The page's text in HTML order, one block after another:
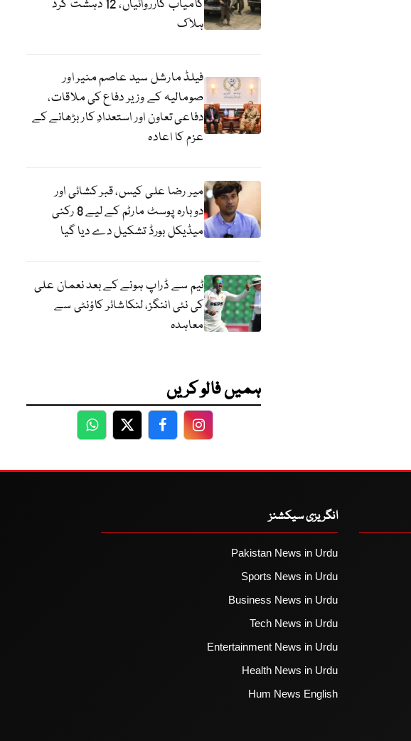
کامیاب کارروائیاں، 12 دہشت گرد
ہلاک
فیلڈ مارشل سید عاصم منیر اور
صومالیہ کے وزیر دفاع کی ملاقات،
دفاعی تعاون اور استعدادِ کار بڑھانے کے
عزم کا اعادہ
میر رضا علی کیس، قبر کشائی اور
دوبارہ پوسٹ مارٹم کے لیے 8 رکنی
میڈیکل بورڈ تشکیل دے دیا گیا
ٹیم سے ڈراپ ہونے کے بعد نعمان علی
کی نئی اننگز، لنکاشائر کاؤنٹی سے
معاہدہ
ہمیں فالو کریں
WhatsApp
TwitterFacebookFacebook
انگریزی سیکشنز
Pakistan News in Urdu
Sports News in Urdu
Business News in Urdu
Tech News in Urdu
Entertainment News in Urdu
Health News in Urdu
Hum News English